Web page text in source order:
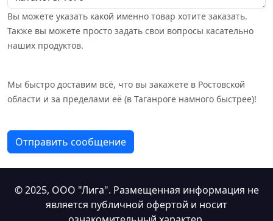
Вы можете указать какой именно товар хотите заказать.
Также вы можете просто задать свои вопросы касательно
наших продуктов.
Мы быстро доставим всё, что вы закажете в Ростовской
области и за пределами её (в Таганроге намного быстрее)!
Отправить сообщение
© 2025, ООО "Лига". Размещенная информация не
является публичной офертой и носит